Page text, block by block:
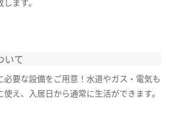
いて
必要な設備をご用意！水道やガス・電気も
使え、入居日から通常に生活ができます。